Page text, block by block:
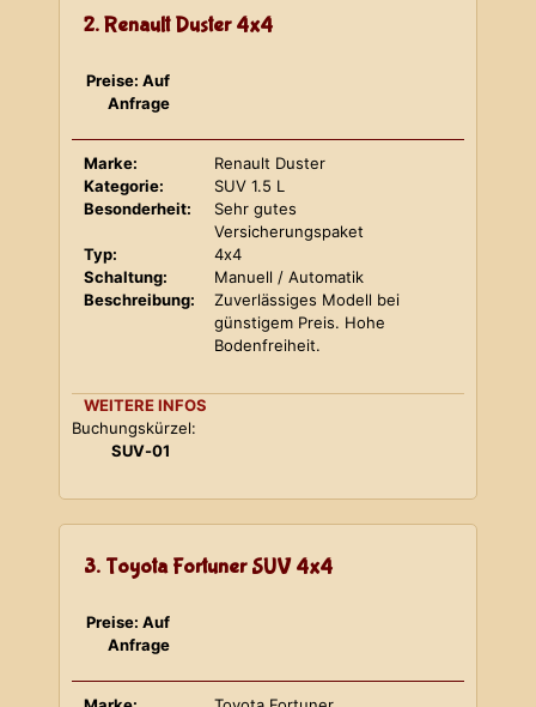
2. Renault Duster 4x4
Preise: Auf
Anfrage
Marke:
Renault Duster
Kategorie:
SUV 1.5 L
Besonderheit:
Sehr gutes
Versicherungspaket
Typ:
4x4
Schaltung:
Manuell / Automatik
Beschreibung:
Zuverlässiges Modell bei
günstigem Preis. Hohe
Bodenfreiheit.
WEITERE INFOS
Buchungskürzel:
SUV-01
3. Toyota Fortuner SUV 4x4
Preise: Auf
Anfrage